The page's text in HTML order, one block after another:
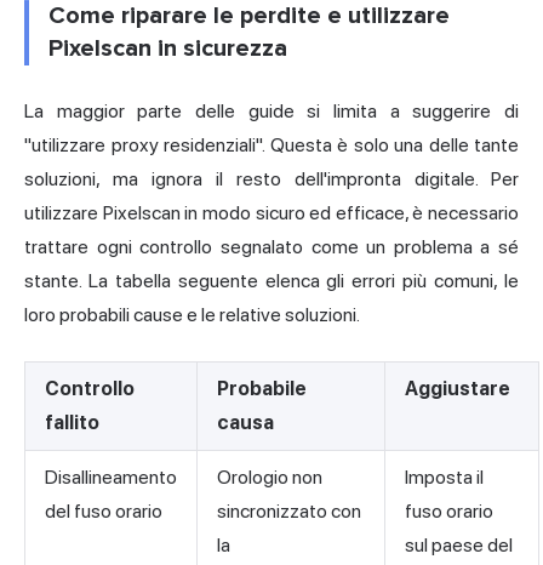
Come riparare le perdite e utilizzare
Pixelscan in sicurezza
La maggior parte delle guide si limita a suggerire di
"utilizzare proxy residenziali". Questa è solo una delle tante
soluzioni, ma ignora il resto dell'impronta digitale. Per
utilizzare Pixelscan in modo sicuro ed efficace, è necessario
trattare ogni controllo segnalato come un problema a sé
stante. La tabella seguente elenca gli errori più comuni, le
loro probabili cause e le relative soluzioni.
Controllo
fallito
Probabile
causa
Aggiustare
Disallineamento
del fuso orario
Orologio non
sincronizzato con
la
Imposta il
fuso orario
sul paese del